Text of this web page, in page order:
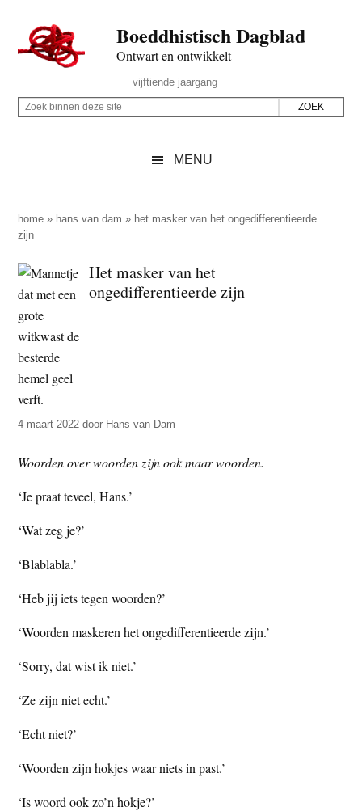
naar
de
inhoud
secondary
naar
de
sidebar
naar
de
Boeddhistisch Dagblad
Ontwart en ontwikkelt
Rechts
vijftiende jaargang
Z
p
d
e
z
e
s
i
t
e
Z
i
n
e
n
d
e
z
e
s
i
e
MENU
home » hans van dam » het masker van het ongedifferentieerde
zijn
Het masker van het
ongedifferentieerde zijn
4 maart 2022 door Hans van Dam
Woorden over woorden zijn ook maar woorden.
‘Je praat teveel, Hans.’
‘Wat zeg je?’
‘Blablabla.’
‘Heb jij iets tegen woorden?’
‘Woorden maskeren het ongedifferentieerde zijn.’
‘Sorry, dat wist ik niet.’
‘Ze zijn niet echt.’
‘Echt niet?’
‘Woorden zijn hokjes waar niets in past.’
‘Is woord ook zo’n hokje?’